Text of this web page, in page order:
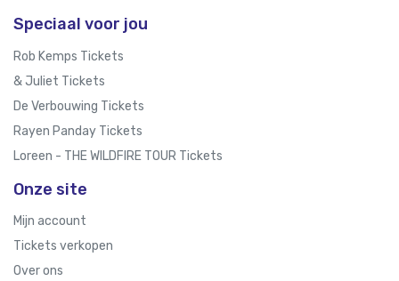
Speciaal voor jou
Rob Kemps Tickets
& Juliet Tickets
De Verbouwing Tickets
Rayen Panday Tickets
Loreen - THE WILDFIRE TOUR Tickets
Onze site
Mijn account
Tickets verkopen
Over ons